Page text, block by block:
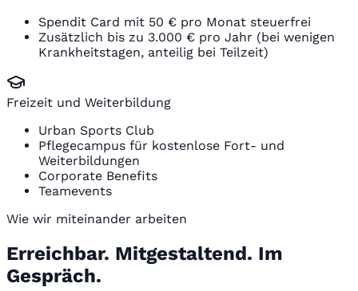
Spendit Card mit 50 € pro Monat steuerfrei
Zusätzlich bis zu 3.000 € pro Jahr (bei wenigen
Krankheitstagen, anteilig bei Teilzeit)
Freizeit und Weiterbildung
Urban Sports Club
Pflegecampus für kostenlose Fort- und
Weiterbildungen
Corporate Benefits
Teamevents
Wie wir miteinander arbeiten
Erreichbar. Mitgestaltend. Im
Gespräch.